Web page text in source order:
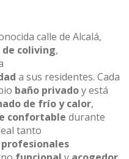
calle de Alcalá,
coliving,
a sus residentes. Cada
baño privadoy está
de frío y calor,
confortable durante
tanto
profesionales